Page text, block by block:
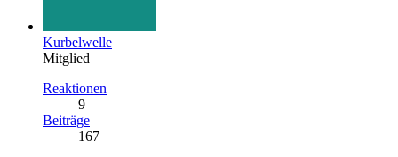
Kurbelwelle
Mitglied
Reaktionen
9
Beiträge
167